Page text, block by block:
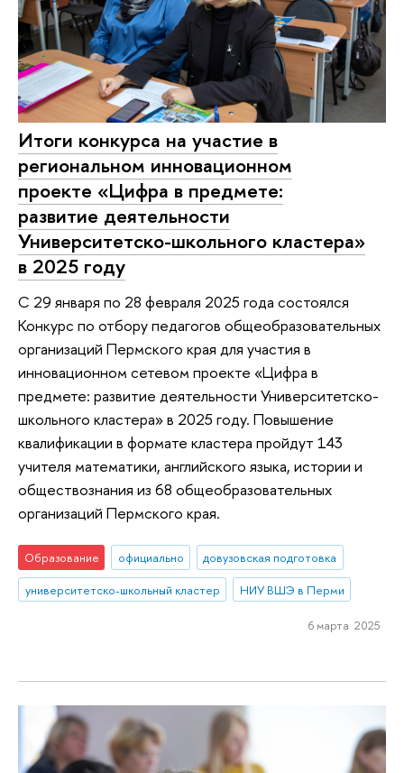
Итоги конкурса на участие в
региональном инновационном
проекте «Цифра в предмете:
развитие деятельности
Университетско-школьного кластера»
в 2025 году
С 29 января по 28 февраля 2025 года состоялся
Конкурс по отбору педагогов общеобразовательных
организаций Пермского края для участия в
инновационном сетевом проекте «Цифра в
предмете: развитие деятельности Университетско-
школьного кластера» в 2025 году. Повышение
квалификации в формате кластера пройдут 143
учителя математики, английского языка, истории и
обществознания из 68 общеобразовательных
организаций Пермского края.
Образование официально
довузовская подготовка
университетско-школьный кластер
НИУ ВШЭ в Перми
6 марта 2025